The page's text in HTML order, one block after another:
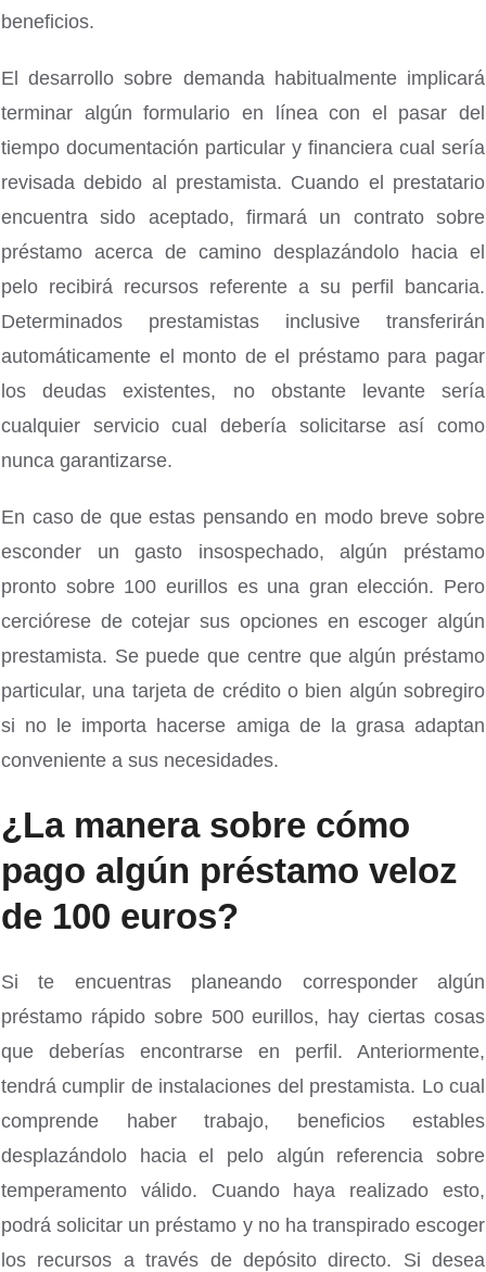
beneficios.
El desarrollo sobre demanda habitualmente implicará
terminar algún formulario en línea con el pasar del
tiempo documentación particular y financiera cual sería
revisada debido al prestamista. Cuando el prestatario
encuentra sido aceptado, firmará un contrato sobre
préstamo acerca de camino desplazándolo hacia el
pelo recibirá recursos referente a su perfil bancaria.
Determinados prestamistas inclusive transferirán
automáticamente el monto de el préstamo para pagar
los deudas existentes, no obstante levante serí­a
cualquier servicio cual debería solicitarse así­ como
nunca garantizarse.
En caso de que estas pensando en modo breve sobre
esconder un gasto insospechado, algún préstamo
pronto sobre 100 eurillos es una gran elección. Pero
cerciórese de cotejar sus opciones en escoger algún
prestamista. Se puede que centre que algún préstamo
particular, una tarjeta de crédito o bien algún sobregiro
si no le importa hacerse amiga de la grasa adaptan
conveniente a sus necesidades.
¿La manera sobre cómo
pago algún préstamo veloz
de 100 euros?
Si te encuentras planeando corresponder algún
préstamo rápido sobre 500 eurillos, hay ciertas cosas
que deberías encontrarse en perfil. Anteriormente,
tendrá cumplir de instalaciones del prestamista. Lo cual
comprende haber trabajo, beneficios estables
desplazándolo hacia el pelo algún referencia sobre
temperamento válido. Cuando haya realizado esto,
podrá solicitar un préstamo y no ha transpirado escoger
los recursos a través de depósito directo. Si desea